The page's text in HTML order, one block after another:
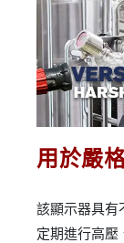
用於嚴
該顯示器具有
定期進行高壓